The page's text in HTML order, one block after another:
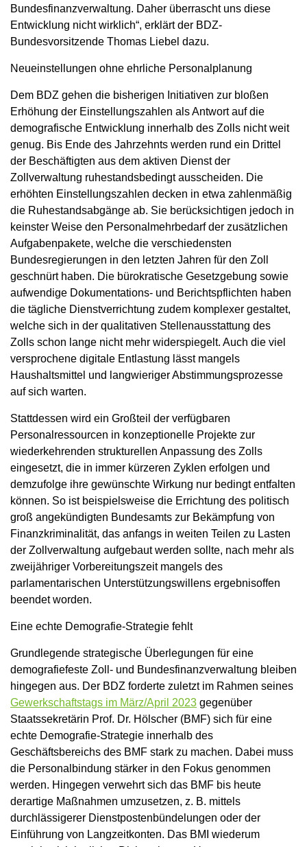
Bundesfinanzverwaltung. Daher überrascht uns diese
Entwicklung nicht wirklich“, erklärt der BDZ-
Bundesvorsitzende Thomas Liebel dazu.
Neueinstellungen ohne ehrliche Personalplanung
Dem BDZ gehen die bisherigen Initiativen zur bloßen
Erhöhung der Einstellungszahlen als Antwort auf die
demografische Entwicklung innerhalb des Zolls nicht weit
genug. Bis Ende des Jahrzehnts werden rund ein Drittel
der Beschäftigten aus dem aktiven Dienst der
Zollverwaltung ruhestandsbedingt ausscheiden. Die
erhöhten Einstellungszahlen decken in etwa zahlenmäßig
die Ruhestandsabgänge ab. Sie berücksichtigen jedoch in
keinster Weise den Personalmehrbedarf der zusätzlichen
Aufgabenpakete, welche die verschiedensten
Bundesregierungen in den letzten Jahren für den Zoll
geschnürt haben. Die bürokratische Gesetzgebung sowie
aufwendige Dokumentations- und Berichtspflichten haben
die tägliche Dienstverrichtung zudem komplexer gestaltet,
welche sich in der qualitativen Stellenausstattung des
Zolls schon lange nicht mehr widerspiegelt. Auch die viel
versprochene digitale Entlastung lässt mangels
Haushaltsmittel und langwieriger Abstimmungsprozesse
auf sich warten.
Stattdessen wird ein Großteil der verfügbaren
Personalressourcen in konzeptionelle Projekte zur
wiederkehrenden strukturellen Anpassung des Zolls
eingesetzt, die in immer kürzeren Zyklen erfolgen und
demzufolge ihre gewünschte Wirkung nur bedingt entfalten
können. So ist beispielsweise die Errichtung des politisch
groß angekündigten Bundesamts zur Bekämpfung von
Finanzkriminalität, das anfangs in weiten Teilen zu Lasten
der Zollverwaltung aufgebaut werden sollte, nach mehr als
zweijähriger Vorbereitungszeit mangels des
parlamentarischen Unterstützungswillens ergebnisoffen
beendet worden.
Eine echte Demografie-Strategie fehlt
Grundlegende strategische Überlegungen für eine
demografiefeste Zoll- und Bundesfinanzverwaltung bleiben
hingegen aus. Der BDZ forderte zuletzt im Rahmen seines
Gewerkschaftstags im März/April 2023 gegenüber
Staatssekretärin Prof. Dr. Hölscher (BMF) sich für eine
echte Demografie-Strategie innerhalb des
Geschäftsbereichs des BMF stark zu machen. Dabei muss
die Personalbindung stärker in den Fokus genommen
werden. Hingegen verwehrt sich das BMF bis heute
derartige Maßnahmen umzusetzen, z. B. mittels
durchlässigerer Dienstpostenbündelungen oder der
Einführung von Langzeitkonten. Das BMI wiederum